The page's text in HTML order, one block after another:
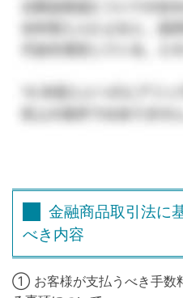
金融商品取引法に
べき内容
① お客様が支払うべき手数